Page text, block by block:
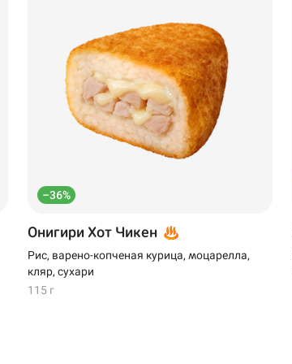
–36%
Онигири Хот Чикен
Рис, варено-копченая курица, моцарелла,
кляр, сухари
115 г